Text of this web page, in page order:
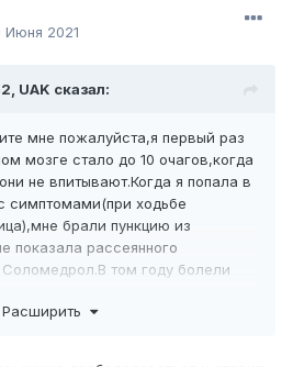
Июня 2021
UAK сказал:
мне пожалуйста,я первый раз
мозге стало до 10 очагов,когда
не впитывают.Когда я попала в
симптомами(при ходьбе
брали пункцию из
показала рассеянного
том году болели
ложишься,поворачиваешься с
Расширить